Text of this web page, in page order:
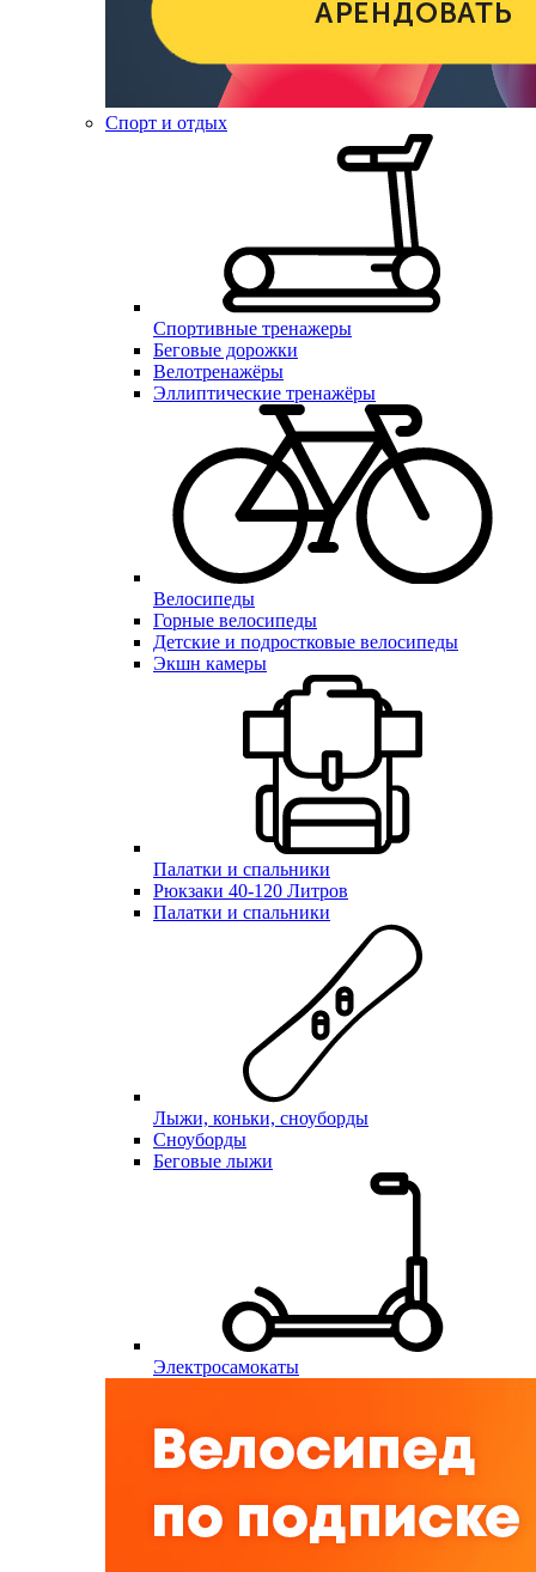
Спорт и отдых
Спортивные тренажеры
Беговые дорожки
Велотренажёры
Эллиптические тренажёры
Велосипеды
Горные велосипеды
Детские и подростковые велосипеды
Экшн камеры
Палатки и спальники
Рюкзаки 40-120 Литров
Палатки и спальники
Лыжи, коньки, сноуборды
Сноуборды
Беговые лыжи
Электросамокаты